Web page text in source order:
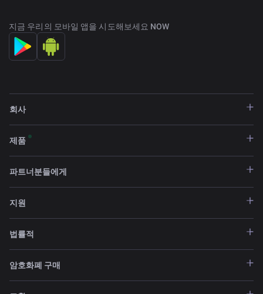
지금 우리의 모바일 앱을 시도해보세요 NOW
회사
제품
파트너분들에게
지원
법률적
암호화폐 구매